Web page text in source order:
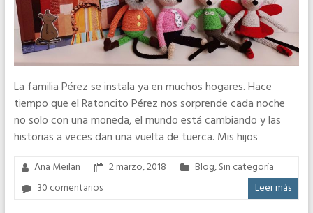
La familia Pérez se instala ya en muchos hogares. Hace
tiempo que el Ratoncito Pérez nos sorprende cada noche
no solo con una moneda, el mundo está cambiando y las
historias a veces dan una vuelta de tuerca. Mis hijos
Ana Meilan 2 marzo, 2018 Blog,Sin categoría
30 comentarios
Leer más